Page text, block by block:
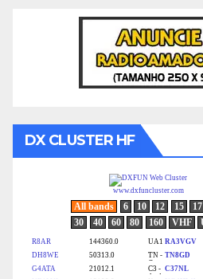
DX CLUSTER HF